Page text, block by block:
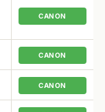
CANON
CANON
CANON